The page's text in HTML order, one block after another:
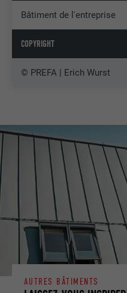
Bâtiment de l'entreprise
COPYRIGHT
© PREFA | Erich Wurst
AUTRES BÂTIMENTS